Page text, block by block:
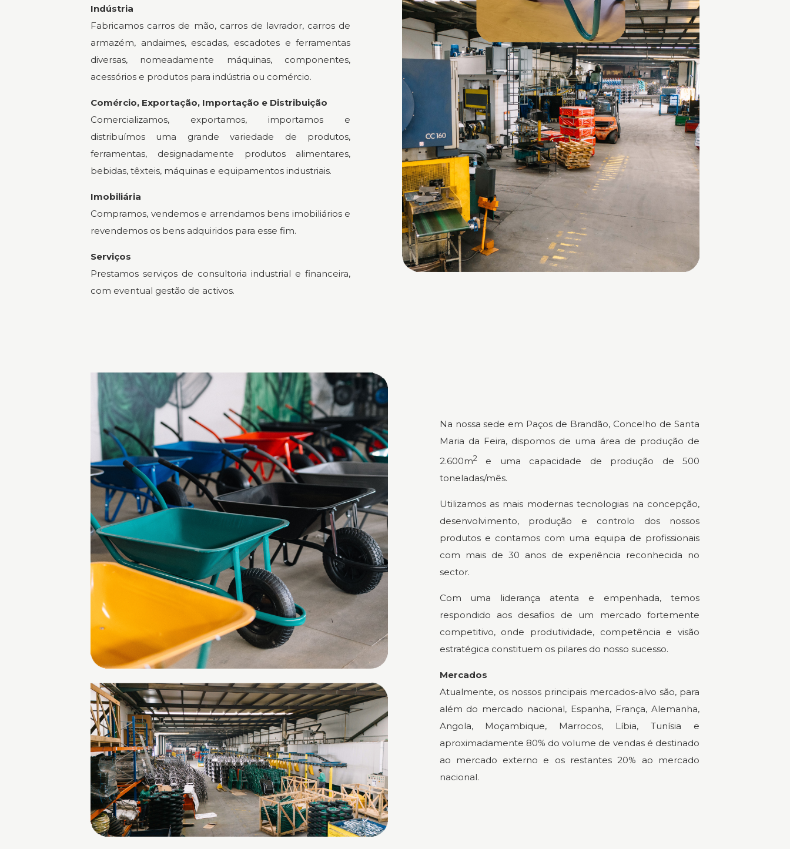
Indústria
Fabricamos carros de mão, carros de lavrador, carros de
armazém, andaimes, escadas, escadotes e ferramentas
diversas, nomeadamente máquinas, componentes,
acessórios e produtos para indústria ou comércio.
Comércio, Exportação, Importação e Distribuição
Comercializamos, exportamos, importamos e
distribuímos uma grande variedade de produtos,
ferramentas, designadamente produtos alimentares,
bebidas, têxteis, máquinas e equipamentos industriais.
Imobiliária
Compramos, vendemos e arrendamos bens imobiliários e
revendemos os bens adquiridos para esse fim.
Serviços
Prestamos serviços de consultoria industrial e financeira,
com eventual gestão de activos.
Na nossa sede em Paços de Brandão, Concelho de Santa
Maria da Feira, dispomos de uma área de produção de
2.600m2e uma capacidade de produção de 500
toneladas/mês.
Utilizamos as mais modernas tecnologias na concepção,
desenvolvimento, produção e controlo dos nossos
produtos e contamos com uma equipa de profissionais
com mais de 30 anos de experiência reconhecida no
sector.
Com uma liderança atenta e empenhada, temos
respondido aos desafios de um mercado fortemente
competitivo, onde produtividade, competência e visão
estratégica constituem os pilares do nosso sucesso.
Mercados
Atualmente, os nossos principais mercados-alvo são, para
além do mercado nacional, Espanha, França, Alemanha,
Angola, Moçambique, Marrocos, Líbia, Tunísia e
aproximadamente 80% do volume de vendas é destinado
ao mercado externo e os restantes 20% ao mercado
nacional.